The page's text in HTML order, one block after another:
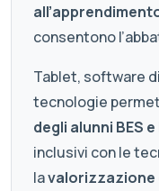
consentono
Tablet, software
tecnologie
degli alunni BES e
inclusivi con le
lavalorizzazione